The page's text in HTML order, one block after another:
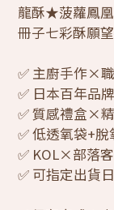
龍酥★菠蘿鳳
冊子七彩酥願
✅ 主廚手作×
✅ 日本百年品
✅ 質感禮盒×
✅ 低透氧袋+
✅ KOL×部落
✅ 可指定出貨